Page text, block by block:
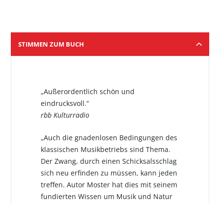
STIMMEN ZUM BUCH
„Außerordentlich schön und
eindrucksvoll.“
rbb Kulturradio
„Auch die gnadenlosen Bedingungen des
klassischen Musikbetriebs sind Thema.
Der Zwang, durch einen Schicksalsschlag
sich neu erfinden zu müssen, kann jeden
treffen. Autor Moster hat dies mit seinem
fundierten Wissen um Musik und Natur